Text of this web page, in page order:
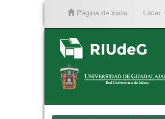
Página de inicio Listar